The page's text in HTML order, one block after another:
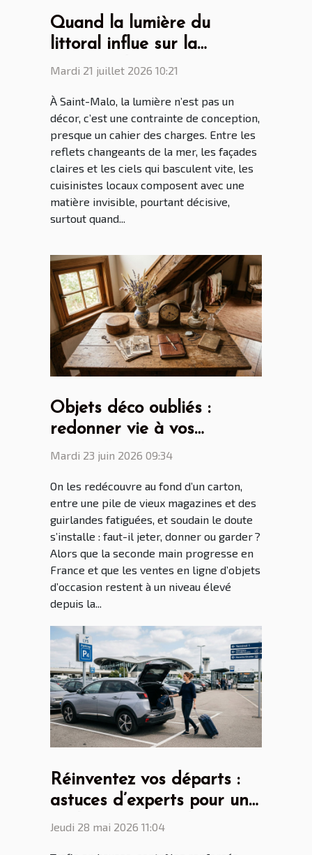
Quand la lumière du
littoral influe sur la
création des cuisines par
Mardi 21 juillet 2026 10:21
À Saint-Malo, la lumière n’est pas un
décor, c’est une contrainte de conception,
presque un cahier des charges. Entre les
reflets changeants de la mer, les façades
claires et les ciels qui basculent vite, les
cuisinistes locaux composent avec une
matière invisible, pourtant décisive,
surtout quand...
Objets déco oubliés :
redonner vie à vos
trouvailles du grenier
Mardi 23 juin 2026 09:34
On les redécouvre au fond d’un carton,
entre une pile de vieux magazines et des
guirlandes fatiguées, et soudain le doute
s’installe : faut-il jeter, donner ou garder ?
Alors que la seconde main progresse en
France et que les ventes en ligne d’objets
d’occasion restent à un niveau élevé
depuis la...
Réinventez vos départs :
astuces d’experts pour un
parking aéroport lyon saint
Jeudi 28 mai 2026 11:04